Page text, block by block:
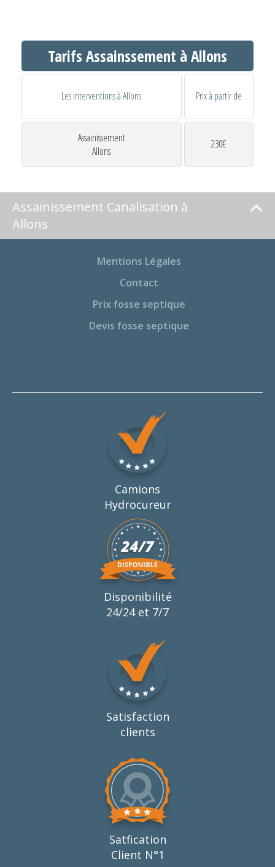
Tarifs Assainssement à Allons
Les interventions à Allons Prix à partir de
Assainissement
Allons
230€
Assainissement Canalisation à
Allons
Mentions Légales
Contact
Prix fosse septique
Devis fosse septique
Camions
Hydrocureur
Disponibilité
24/24 et 7/7
Satisfaction
clients
Satfication
Client N°1